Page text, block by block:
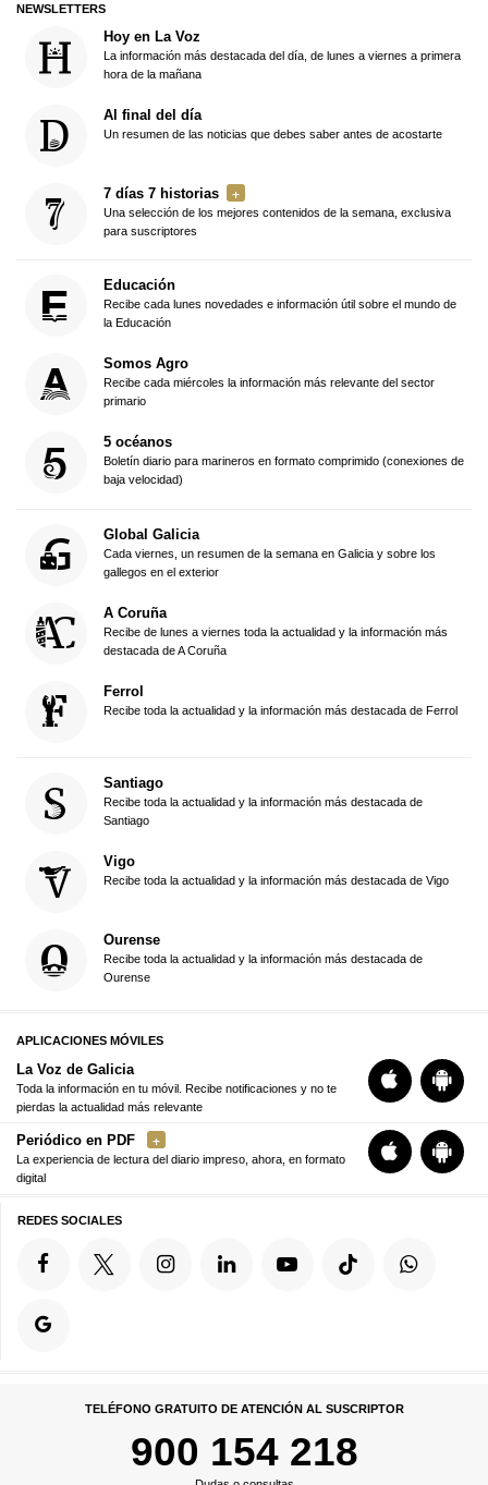
NEWSLETTERS
Hoy en La Voz
La información más destacada del día, de lunes a viernes a primera
hora de la mañana
Al final del día
Un resumen de las noticias que debes saber antes de acostarte
7 días 7 historias
Una selección de los mejores contenidos de la semana, exclusiva
para suscriptores
Educación
Recibe cada lunes novedades e información útil sobre el mundo de
la Educación
Somos Agro
Recibe cada miércoles la información más relevante del sector
primario
5 océanos
Boletín diario para marineros en formato comprimido (conexiones de
baja velocidad)
Global Galicia
Cada viernes, un resumen de la semana en Galicia y sobre los
gallegos en el exterior
A Coruña
Recibe de lunes a viernes toda la actualidad y la información más
destacada de A Coruña
Ferrol
Recibe toda la actualidad y la información más destacada de Ferrol
Santiago
Recibe toda la actualidad y la información más destacada de
Santiago
Vigo
Recibe toda la actualidad y la información más destacada de Vigo
Ourense
Recibe toda la actualidad y la información más destacada de
Ourense
APLICACIONES MÓVILES
La Voz de Galicia
Toda la información en tu móvil. Recibe notificaciones y no te
pierdas la actualidad más relevante
Periódico en PDF
La experiencia de lectura del diario impreso, ahora, en formato
digital
REDES SOCIALES
TELÉFONO GRATUITO DE ATENCIÓN AL SUSCRIPTOR
900 154 218